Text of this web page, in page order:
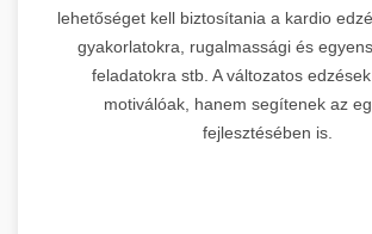
lehetőséget kell biztosítania a kardio
gyakorlatokra, rugalmassági és
feladatokra stb. A változatos
motiválóak, hanem segítenek az
fejlesztésében is.